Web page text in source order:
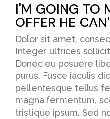
I'M GOING TO
OFFER HE
Dolor sit amet,
Integer ultrices
Donec eu posuere
purus. Fusce iaculis
pellentesque tellus
magna fermentum,
tristique ipsum. Sed